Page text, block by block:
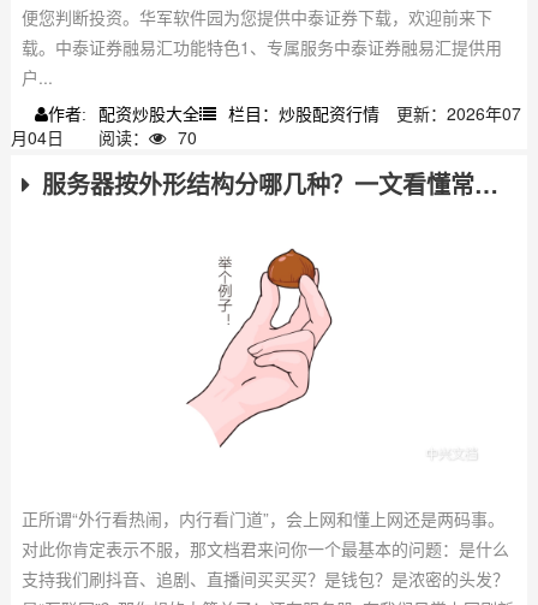
便您判断投资。华军软件园为您提供中泰证券下载，欢迎前来下
载。中泰证券融易汇功能特色1、专属服务中泰证券融易汇提供用
户...
作者: 配资炒股大全 栏目：炒股配资行情
更新：2026年07
月04日
阅读： 70
服务器按外形结构分哪几种？一文看懂常见类型
正所谓“外行看热闹，内行看门道”，会上网和懂上网还是两码事。
对此你肯定表示不服，那文档君来问你一个最基本的问题：是什么
支持我们刷抖音、追剧、直播间买买买？是钱包？是浓密的头发？